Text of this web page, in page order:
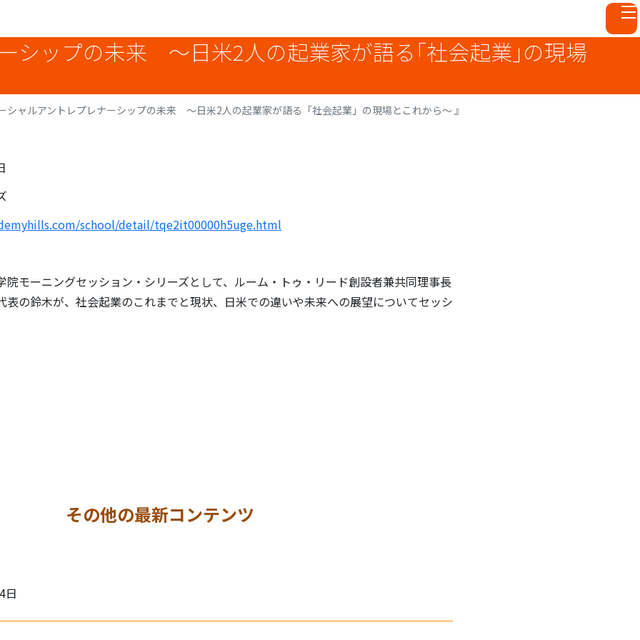
シップの未来 ～日米2人の起業家が語る「社会起業」の現場
シャルアントレプレナーシップの未来 ～日米2人の起業家が語る「社会起業」の現場とこれから～ 』
school/detail/tqe2it00000h5uge.html
院モーニングセッション・シリーズとして、ルーム・トゥ・リード創設者兼共同理事長
表の鈴木が、社会起業のこれまでと現状、日米での違いや未来への展望についてセッシ
その他の最新コンテンツ
日